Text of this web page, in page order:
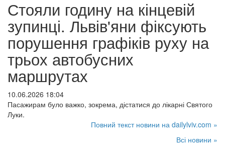
Стояли годину на кінцевій
зупинці. Львів'яни фіксують
порушення графіків руху на
трьох автобусних
маршрутах
10.06.2026 18:04
Пасажирам було важко, зокрема, дістатися до лікарні Святого
Луки.
Повний текст новини на dailylviv.com »
Всі новини »